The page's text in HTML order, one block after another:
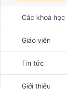
Các khoá học
Giáo viên
Tin tức
Giới thiệu